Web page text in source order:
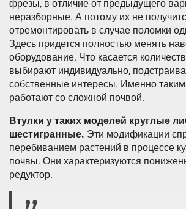
фрезы, в отличие от предыдущего
неразборные. А потому их не
отремонтировать в случае поломки
Здесь придется полностью менять
оборудование. Что касается
выбирают индивидуально,
собственные интересы. Именно
работают со сложной почвой.
Втулки у таких моделей круглые
шестигранные. Эти модификации
перебиванием растений в процессе
почвы. Они характеризуются
редуктор.